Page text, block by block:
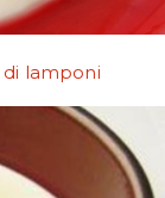
lamponi